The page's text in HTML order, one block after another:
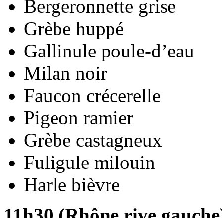
Bergeronnette grise
Grèbe huppé
Gallinule poule-d’eau
Milan noir
Faucon crécerelle
Pigeon ramier
Grèbe castagneux
Fuligule milouin
Harle bièvre